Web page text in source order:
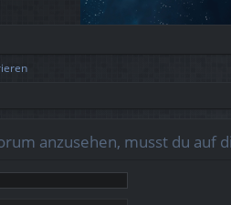
anzusehen, musst du auf